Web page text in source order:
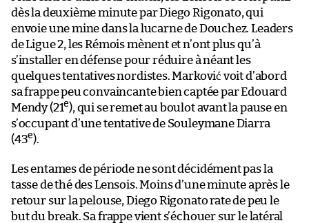
dès la deuxième minute par Diego Rigonato, qui
envoie une mine dans la lucarne de Douchez. Leaders
de Ligue 2, les Rémois mènent et n’ont plus qu’à
s’installer en défense pour réduire à néant les
quelques tentatives nordistes. Marković voit d’abord
sa frappe peu convaincante bien captée par Edouard
Mendy (21e), qui se remet au boulot avant la pause en
s’occupant d’une tentative de Souleymane Diarra
(43e).
Les entames de période ne sont décidément pas la
tasse de thé des Lensois. Moins d’une minute après le
retour sur la pelouse, Diego Rigonato rate de peu le
but du break. Sa frappe vient s’échouer sur le latéral